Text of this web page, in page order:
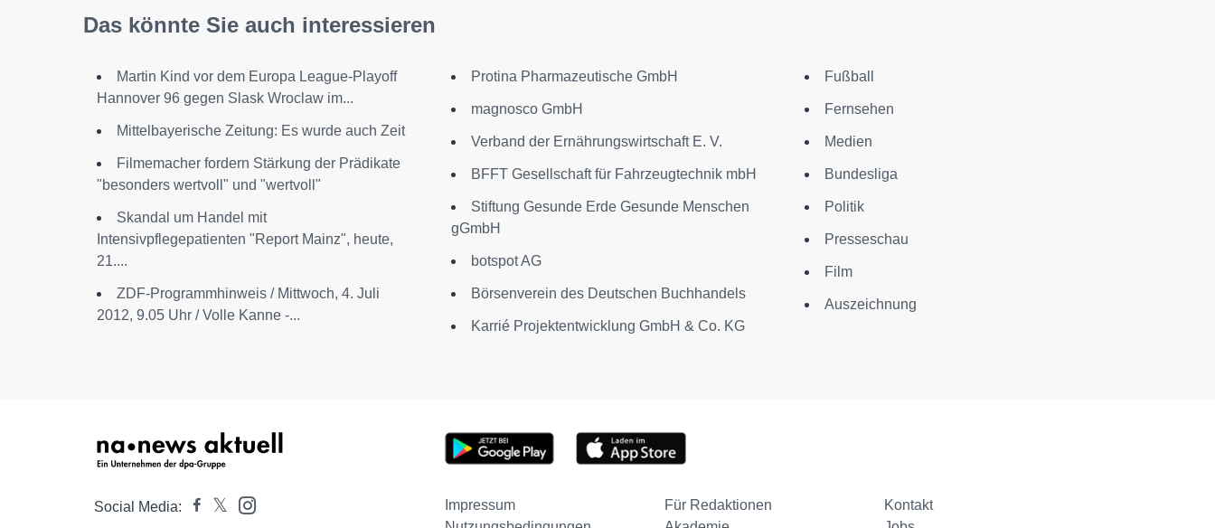
Das könnte Sie auch interessieren
Martin Kind vor dem Europa League-Playoff
Hannover 96 gegen Slask Wroclaw im...
Mittelbayerische Zeitung: Es wurde auch Zeit
Filmemacher fordern Stärkung der Prädikate
"besonders wertvoll" und "wertvoll"
Skandal um Handel mit
Intensivpflegepatienten "Report Mainz", heute,
21....
ZDF-Programmhinweis / Mittwoch, 4. Juli
2012, 9.05 Uhr / Volle Kanne -...
Protina Pharmazeutische GmbH
magnosco GmbH
Verband der Ernährungswirtschaft E. V.
BFFT Gesellschaft für Fahrzeugtechnik mbH
Stiftung Gesunde Erde Gesunde Menschen
gGmbH
botspot AG
Börsenverein des Deutschen Buchhandels
Karrié Projektentwicklung GmbH & Co. KG
Fußball
Fernsehen
Medien
Bundesliga
Politik
Presseschau
Film
Auszeichnung
Social Media: Impressum Für Redaktionen
Kontakt